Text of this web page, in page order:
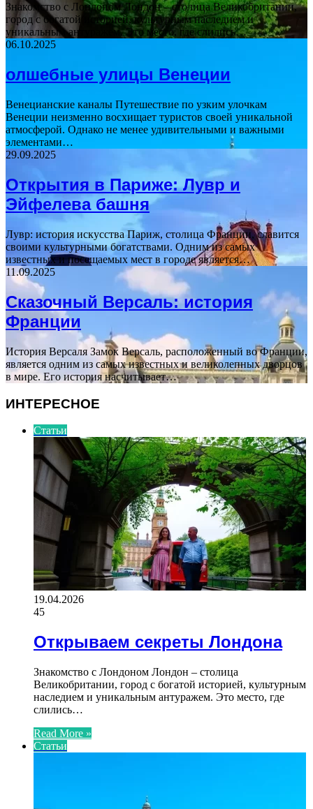
Знакомство с Лондоном Лондон – столица Великобритании,
город с богатой историей, культурным наследием и
уникальным антуражем. Это место, где слились…
06.10.2025
олшебные улицы Венеции
Венецианские каналы Путешествие по узким улочкам
Венеции неизменно восхищает туристов своей уникальной
атмосферой. Однако не менее удивительными и важными
элементами…
29.09.2025
Открытия в Париже: Лувр и
Эйфелева башня
Лувр: история искусства Париж, столица Франции, славится
своими культурными богатствами. Одним из самых
известных и посещаемых мест в городе является…
11.09.2025
Сказочный Версаль: история
Франции
История Версаля Замок Версаль, расположенный во Франции,
является одним из самых известных и великолепных дворцов
в мире. Его история насчитывает…
ИНТЕРЕСНОЕ
Статьи
19.04.2026
45
Открываем секреты Лондона
Знакомство с Лондоном Лондон – столица
Великобритании, город с богатой историей, культурным
наследием и уникальным антуражем. Это место, где
слились…
Read More »
Статьи